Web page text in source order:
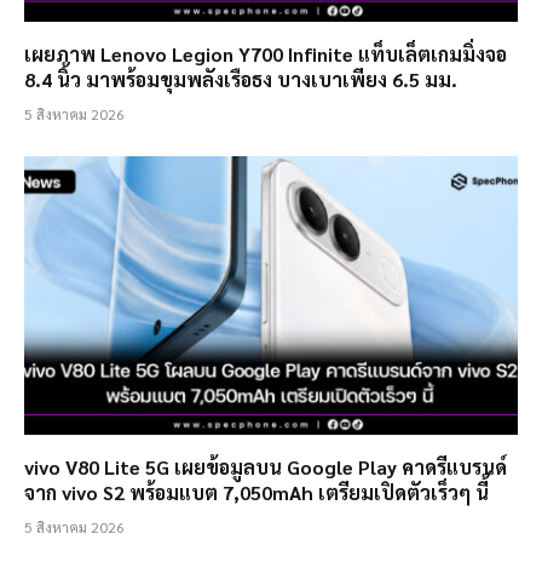
เผยภาพ Lenovo Legion Y700 Infinite แท็บเล็ตเกมมิ่งจอ
8.4 นิ้ว มาพร้อมขุมพลังเรือธง บางเบาเพียง 6.5 มม.
5 สิงหาคม 2026
vivo V80 Lite 5G เผยข้อมูลบน Google Play คาดรีแบรนด์
จาก vivo S2 พร้อมแบต 7,050mAh เตรียมเปิดตัวเร็วๆ นี้
5 สิงหาคม 2026